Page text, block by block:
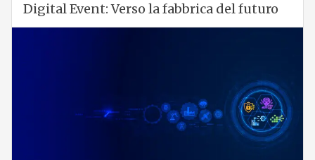
Digital Event: Verso la fabbrica del futuro